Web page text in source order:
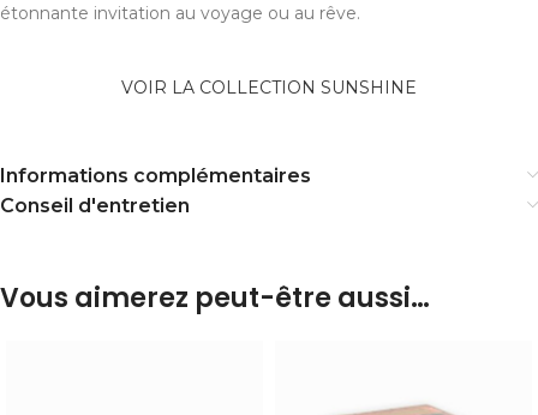
étonnante invitation au voyage ou au rêve.
VOIR LA COLLECTION SUNSHINE
Informations complémentaires
Conseil d'entretien
Vous aimerez peut-être aussi…